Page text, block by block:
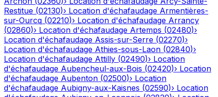
Restitue (02130)› Location d'échafaudage Armentières-
sur-Ourcq (02210)› Location d'échafaudage Arrancy
(02860)› Location d'échafaudage Artemps (02480)›
Location d'échafaudage Assis-sur-Serre (02270)›
Location d'échafaudage Athies-sous-Laon (02840)›
Location d'échafaudage Attilly (02490)› Location
d'échafaudage Aubencheul-aux-Bois (02420)› Location
d'échafaudage Aubenton (02500)› Location
d'échafaudage Aubigny-aux-Kaisnes (02590)› Location